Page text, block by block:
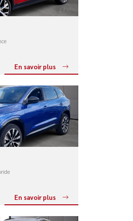
En savoir plus
En savoir plus